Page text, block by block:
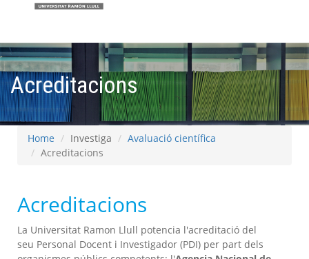
Acreditacions
Home Investiga
Avaluació científica
Acreditacions
Acreditacions
La Universitat Ramon Llull potencia l'acreditació del
seu Personal Docent i Investigador (PDI) per part dels